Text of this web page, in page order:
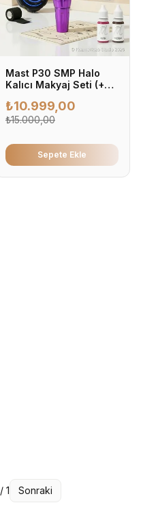
Mast P30 SMP Halo
Kalıcı Makyaj Seti (+2
₺10.999,00
₺15.000,00
Sepete Ekle
/ 1 Sonraki